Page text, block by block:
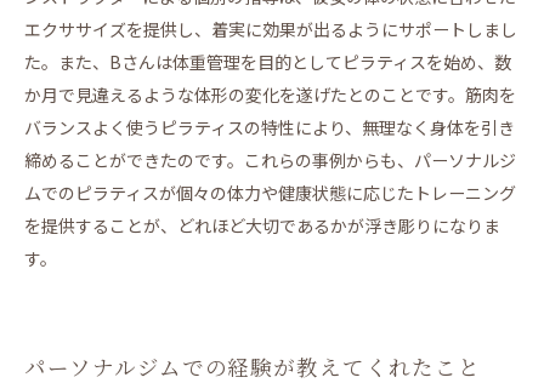
エクササイズを提供し、着実に効果が出るようにサポートしまし
た。また、Bさんは体重管理を目的としてピラティスを始め、数
か月で見違えるような体形の変化を遂げたとのことです。筋肉を
バランスよく使うピラティスの特性により、無理なく身体を引き
締めることができたのです。これらの事例からも、パーソナルジ
ムでのピラティスが個々の体力や健康状態に応じたトレーニング
を提供することが、どれほど大切であるかが浮き彫りになりま
す。
パーソナルジムでの経験が教えてくれたこと